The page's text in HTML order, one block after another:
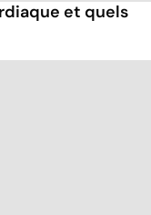
et quels